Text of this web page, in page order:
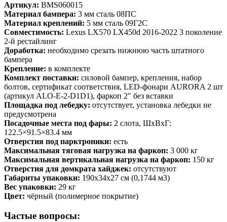
Артикул: BMS060015
Материал бампера: 3 мм сталь 08ПС
Материал креплений: 5 мм сталь 09Г2С
Совместимость: Lexus LX570 LX450d 2016-2022 3 поколение
2-й рестайлинг
Доработка: необходимо срезать нижнюю часть штатного
бампера
Крепление: в комплекте
Комплект поставки: силовой бампер, крепления, набор
болтов, сертификат соответствия, LED-фонари AURORA 2 шт
(артикул ALO-E-2-D1D1), фаркоп 2″ без вставки
Площадка под лебедку: отсутствует, установка лебедки не
предусмотрена
Посадочные места под фары: 2 слота, ШxВxГ:
122.5×91.5×83.4 мм
Отверстия под парктроники: есть
Максимальная тяговая нагрузка на фаркоп: 3 000 кг
Максимальная вертикальная нагрузка на фаркоп: 150 кг
Отверстия для домкрата хайджек: отсутствуют
Габариты упаковки: 190х34х27 см (0,1744 м3)
Вес упаковки: 29 кг
Цвет: чёрный (полимерное покрытие)
Частые вопросы: